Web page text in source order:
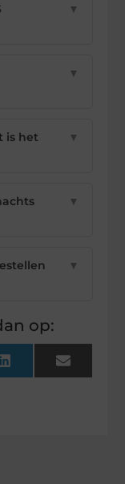
▼
▼
is het
▼
▼
▼
op:
LinkedIn Email